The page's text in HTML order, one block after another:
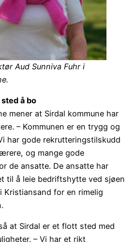
Aud Sunniva Fuhr i
å bo
mener at Sirdal kommune har
– Kommunen er en trygg og
har gode rekrutteringstilskudd
og mange gode
de ansatte. De ansatte har
til å leie bedriftshytte ved sjøen
Kristiansand for en rimelig
at Sirdal er et flott sted med
– Vi har et rikt